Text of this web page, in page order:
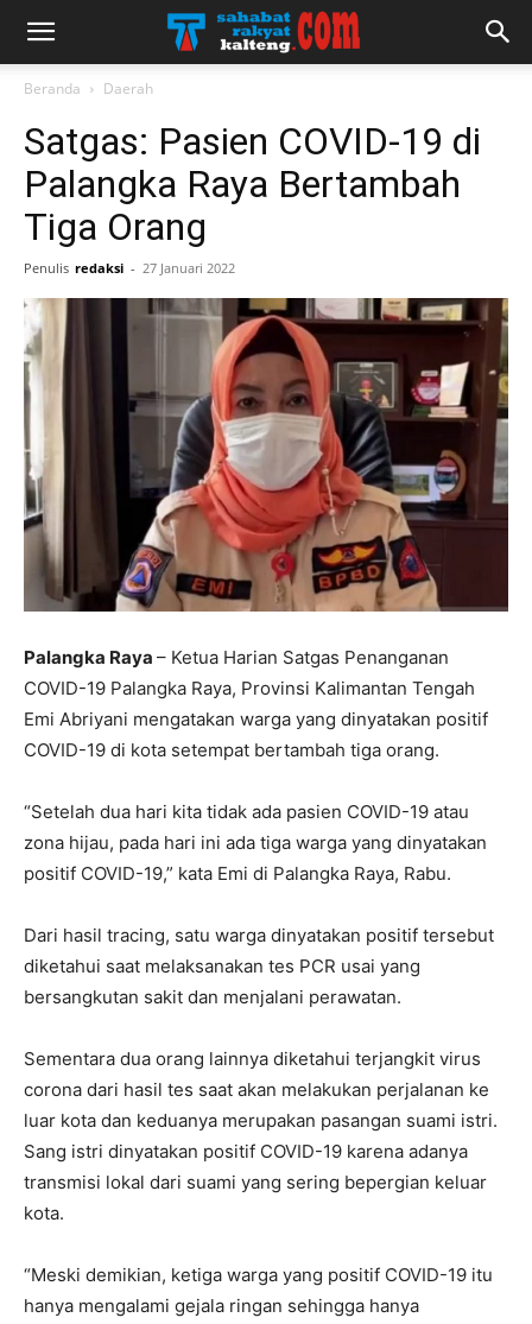
Beranda Daerah
Satgas: Pasien COVID-19 di
Palangka Raya Bertambah
Tiga Orang
Penulis redaksi - 27 Januari 2022
Palangka Raya – Ketua Harian Satgas Penanganan
COVID-19 Palangka Raya, Provinsi Kalimantan Tengah
Emi Abriyani mengatakan warga yang dinyatakan positif
COVID-19 di kota setempat bertambah tiga orang.
“Setelah dua hari kita tidak ada pasien COVID-19 atau
zona hijau, pada hari ini ada tiga warga yang dinyatakan
positif COVID-19,” kata Emi di Palangka Raya, Rabu.
Dari hasil tracing, satu warga dinyatakan positif tersebut
diketahui saat melaksanakan tes PCR usai yang
bersangkutan sakit dan menjalani perawatan.
Sementara dua orang lainnya diketahui terjangkit virus
corona dari hasil tes saat akan melakukan perjalanan ke
luar kota dan keduanya merupakan pasangan suami istri.
Sang istri dinyatakan positif COVID-19 karena adanya
transmisi lokal dari suami yang sering bepergian keluar
kota.
“Meski demikian, ketiga warga yang positif COVID-19 itu
hanya mengalami gejala ringan sehingga hanya